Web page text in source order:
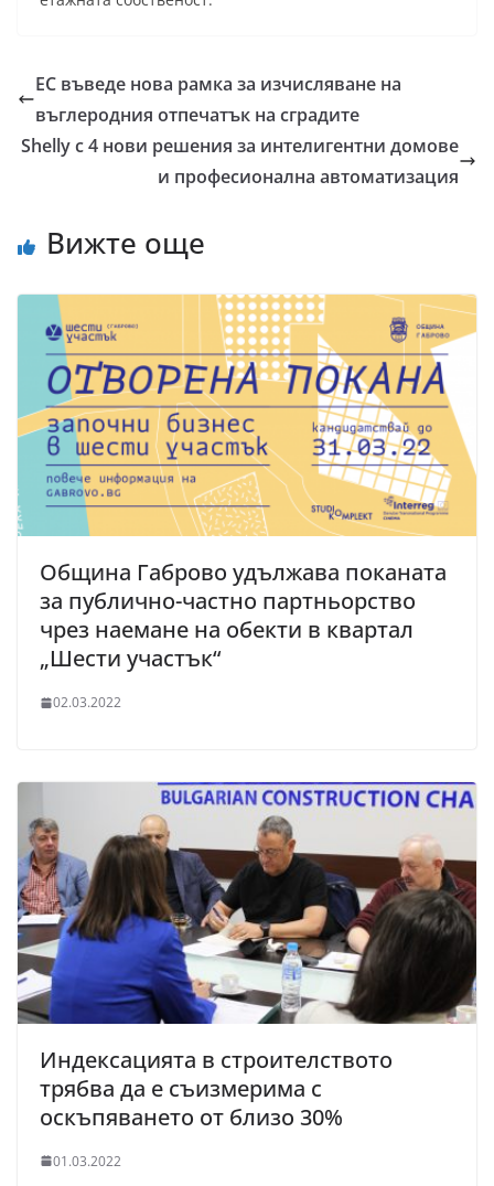
ЕС въведе нова рамка за изчисляване на
въглеродния отпечатък на сградите
Shelly с 4 нови решения за интелигентни домове
и професионална автоматизация
Вижте още
Община Габрово удължава поканата
за публично-частно партньорство
чрез наемане на обекти в квартал
„Шести участък“
02.03.2022
Индексацията в строителството
трябва да е съизмерима с
оскъпяването от близо 30%
01.03.2022